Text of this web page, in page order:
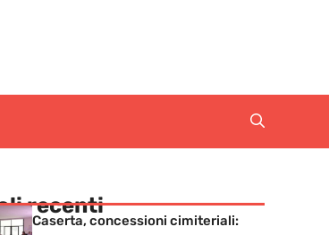
recenti
Caserta, concessioni cimiteriali: